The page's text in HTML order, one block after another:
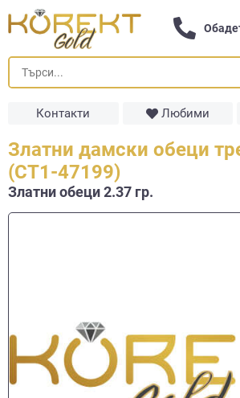
Контакти Любими
Златни дамски обеци
(СТ1-47199)
Златни обеци 2.37 гр.